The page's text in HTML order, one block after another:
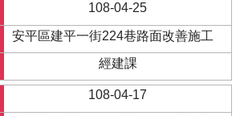
108-04-25
安平區建平一街224巷路面改善施工
經建課
108-04-17